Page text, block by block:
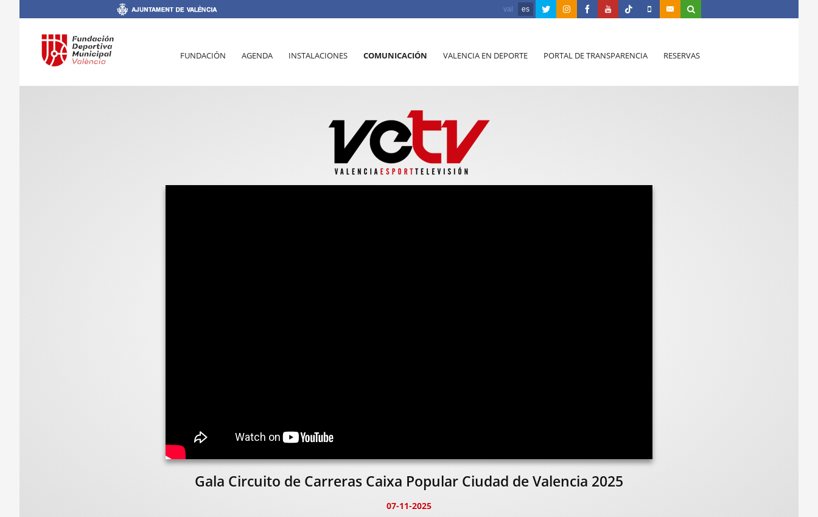
val es
FUNDACIÓN AGENDA INSTALACIONES COMUNICACIÓN VALENCIA EN DEPORTE PORTAL DE TRANSPARENCIA RESERVAS
Gala Circuito de Carreras Caixa Popular Ciudad de Valencia 2025
07-11-2025